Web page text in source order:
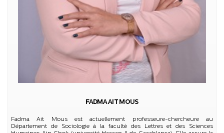
FADMA AIT MOUS
Fadma Ait Mous est actuellement professeure-chercheure au
Département de Sociologie à la faculté des Lettres et des Sciences